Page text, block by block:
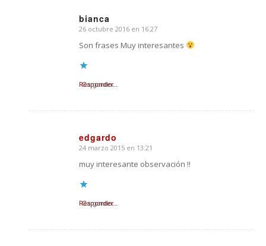
bianca
Dice:
26 octubre 2016 en 16:27
Son frases Muy interesantes
Cargando...
Responder
edgardo
Dice:
24 marzo 2015 en 13:21
muy interesante observación !!
Cargando...
Responder